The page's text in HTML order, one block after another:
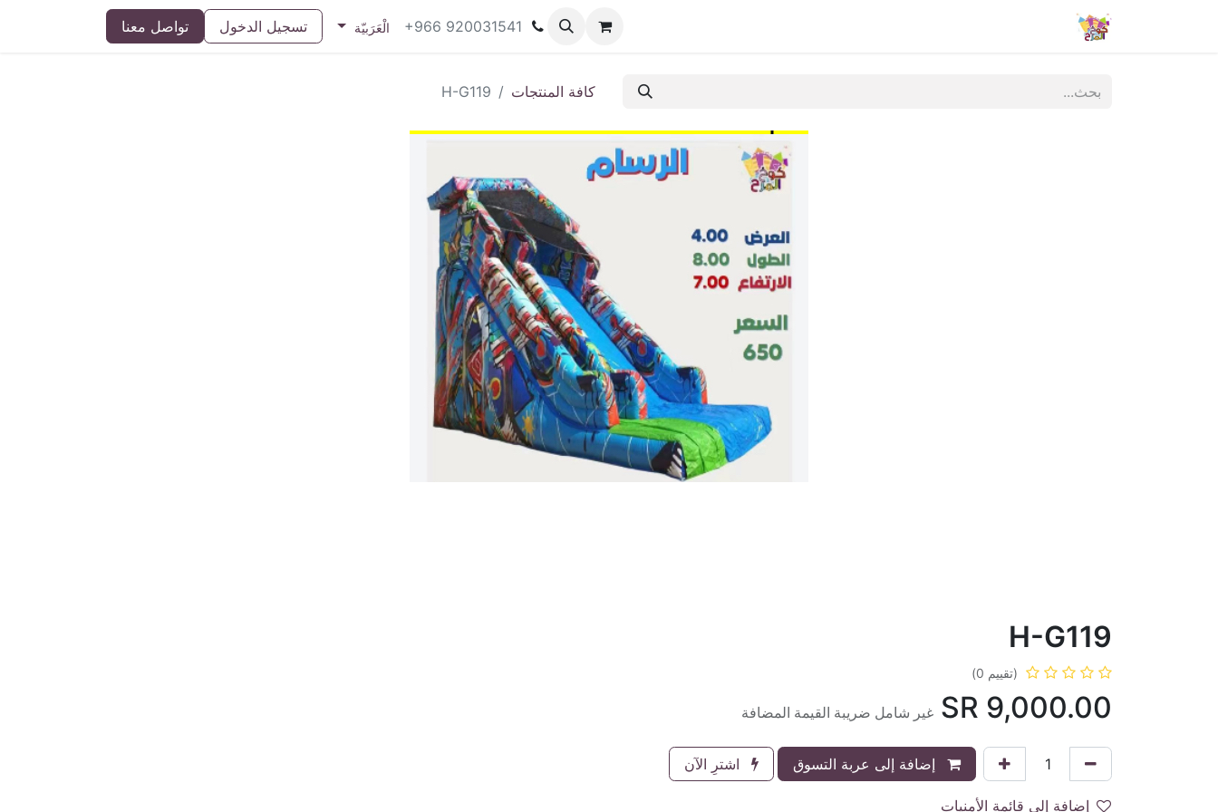
المنتدى المدونة +966 920031541 الْعَرَبيّة تسجيل الدخول تواصل معنا
كافة المنتجات H-G119
H-G119
(تقييم 0)
9,000.00 غير شامل ضريبة القيمة المضافة
إضافة إلى عربة التسوق اشترِ الآن
إضافة إلى قائمة الأمنيات